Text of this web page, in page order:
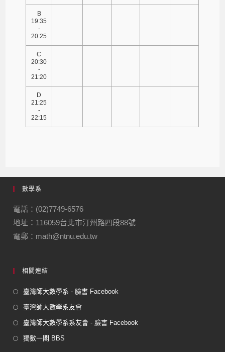
B
19:35
-
20:25
C
20:30
-
21:20
D
21:25
-
22:15
數學系
電話：(02)7749-6576
地址：116059台北市汀州路四段88號
電郵：math@ntnu.edu.tw
相關連結
臺灣師大數學系 - 臉書 Facebook
臺灣師大數學系友會
臺灣師大數學系系友會 - 臉書 Facebook
獨數一閣 BBS